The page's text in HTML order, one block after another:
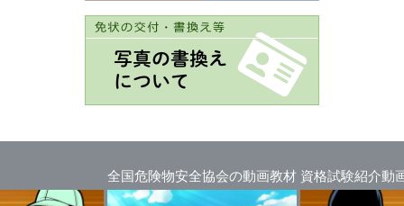
全国危険物安全協会の動画教材 資格試験紹介動